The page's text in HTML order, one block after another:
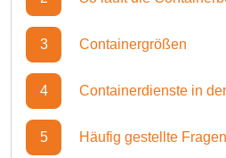
3 Containergrößen
4 Containerdienste in
5 Häufig gestellte Fragen